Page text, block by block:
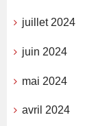
juillet 2024
juin 2024
mai 2024
avril 2024